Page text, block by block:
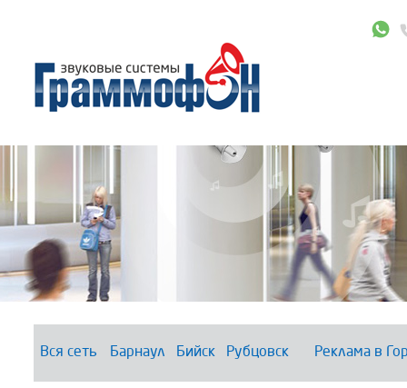
Вся сеть Барнаул Бийск Рубцовск Реклама в